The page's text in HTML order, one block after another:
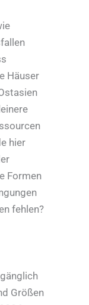
Häuser
hier
Formen
fehlen?
Größen